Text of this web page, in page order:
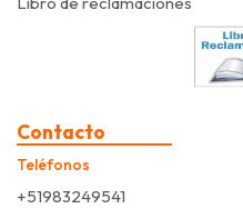
Contacto
Teléfonos
+51983249541